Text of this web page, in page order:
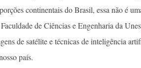
continentais do Brasil, essa não é
de Ciências e Engenharia da
de satélite e técnicas de inteligência
país.